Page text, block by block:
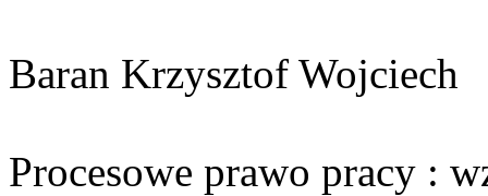
Baran Krzysztof Wojciech
Procesowe prawo pracy :